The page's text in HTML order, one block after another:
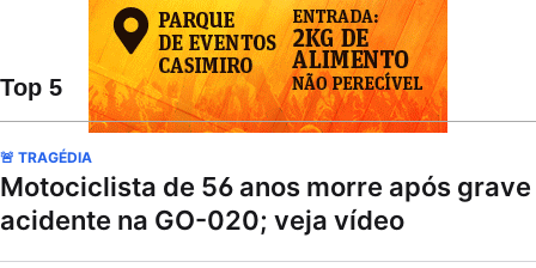
Top 5
🚨 TRAGÉDIA
Motociclista de 56 anos morre após grave
acidente na GO-020; veja vídeo